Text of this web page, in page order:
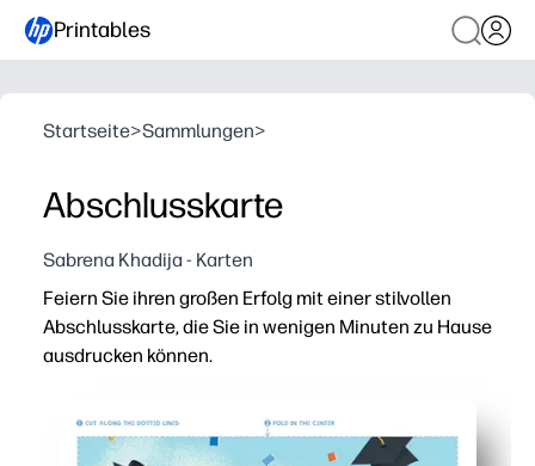
Printables
Startseite>Sammlungen>
Abschlusskarte
Sabrena Khadija - Karten
Feiern Sie ihren großen Erfolg mit einer stilvollen
Abschlusskarte, die Sie in wenigen Minuten zu Hause
ausdrucken können.
Scharfes, feiertaugliches Design, das auf jedem